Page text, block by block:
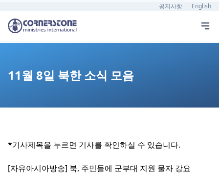
공지사항 English
11월 8일 북한 소식 모음
*기사제목을 누르면 기사를 확인하실 수 있습니다.
[자유아시아방송] 북, 주민들에 군부대 지원 물자 강요